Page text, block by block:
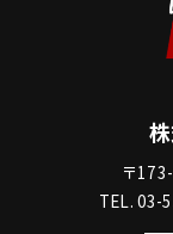
〒
TEL. 03-